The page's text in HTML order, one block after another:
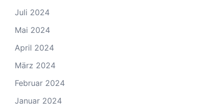
Juli 2024
Mai 2024
April 2024
März 2024
Februar 2024
Januar 2024